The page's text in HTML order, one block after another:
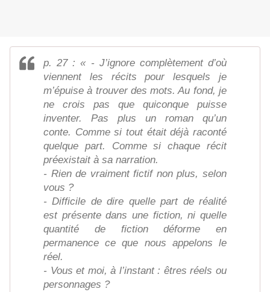
p. 27 : « - J’ignore complètement d’où
viennent les récits pour lesquels je
m’épuise à trouver des mots. Au fond, je
ne crois pas que quiconque puisse
inventer. Pas plus un roman qu’un
conte. Comme si tout était déjà raconté
quelque part. Comme si chaque récit
préexistait à sa narration.
- Rien de vraiment fictif non plus, selon
vous ?
- Difficile de dire quelle part de réalité
est présente dans une fiction, ni quelle
quantité de fiction déforme en
permanence ce que nous appelons le
réel.
- Vous et moi, à l’instant : êtres réels ou
personnages ?